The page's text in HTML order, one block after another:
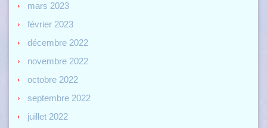
mars 2023
février 2023
décembre 2022
novembre 2022
octobre 2022
septembre 2022
juillet 2022